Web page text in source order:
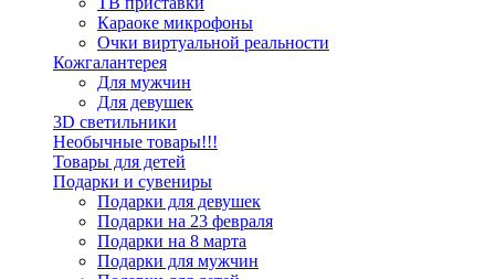
Караоке микрофоны
Очки виртуальной реальности
Кожгалантерея
Для мужчин
Для девушек
3D светильники
Необычные товары!!!
Товары для детей
Подарки и сувениры
Подарки для девушек
Подарки на 23 февраля
Подарки на 8 марта
Подарки для мужчин